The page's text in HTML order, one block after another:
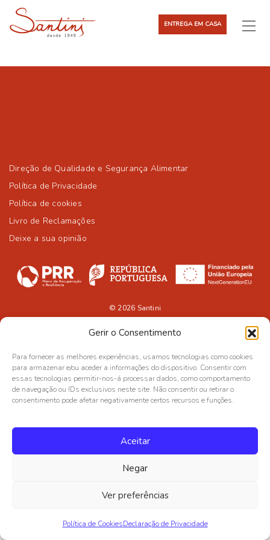
Gerir o Consentimento
Para fornecer as melhores experiências, usamos tecnologias como cookies
para armazenar e/ou aceder a informações do dispositivo. Consentir com
essas tecnologias permitir-nos-á processar dados, como comportamento
de navegação ou IDs exclusivos neste site. Não consentir ou retirar o
consentimento pode afetar negativamente certos recursos e funções.
Aceitar
Negar
Ver preferências
Política de CookiesDeclaração de Privacidade
ENTREGA EM CASA
Direção de Qualidade e Segurança Alimentar
Política de Privacidade
Política de cookies
Livro de Reclamações
Deixe a sua opinião
© 2026 Santini